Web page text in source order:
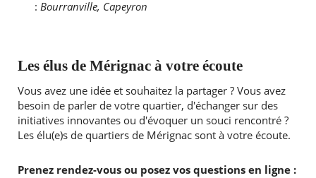
: Bourranville, Capeyron
Les élus de Mérignac à votre écoute
Vous avez une idée et souhaitez la partager ? Vous avez
besoin de parler de votre quartier, d'échanger sur des
initiatives innovantes ou d'évoquer un souci rencontré ?
Les élu(e)s de quartiers de Mérignac sont à votre écoute.
Prenez rendez-vous ou posez vos questions en ligne :